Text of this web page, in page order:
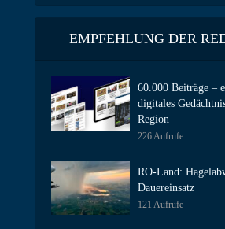
EMPFEHLUNG DER
60.000 Beiträge –
digitales
Region
226 Aufrufe
RO-Land:
Dauereinsatz
121 Aufrufe